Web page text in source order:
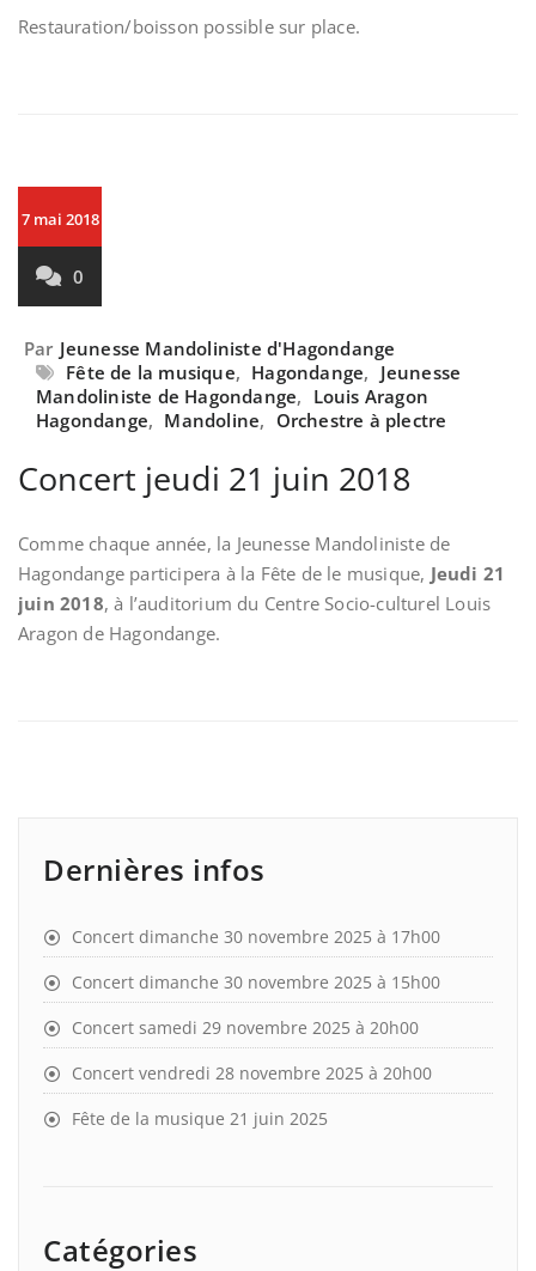
Restauration/boisson possible sur place.
7 mai 2018
0
Par Jeunesse Mandoliniste d'Hagondange
Fête de la musique, Hagondange, Jeunesse
Mandoliniste de Hagondange, Louis Aragon
Hagondange, Mandoline, Orchestre à plectre
Concert jeudi 21 juin 2018
Comme chaque année, la Jeunesse Mandoliniste de
Hagondange participera à la Fête de le musique, Jeudi 21
juin 2018, à l’auditorium du Centre Socio-culturel Louis
Aragon de Hagondange.
Dernières infos
Concert dimanche 30 novembre 2025 à 17h00
Concert dimanche 30 novembre 2025 à 15h00
Concert samedi 29 novembre 2025 à 20h00
Concert vendredi 28 novembre 2025 à 20h00
Fête de la musique 21 juin 2025
Catégories